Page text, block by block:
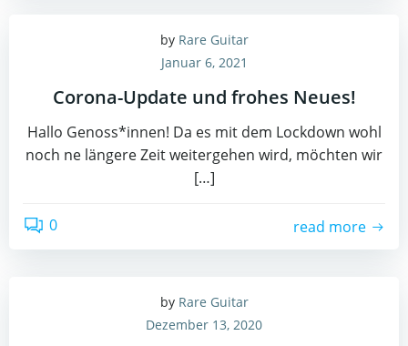
by Rare Guitar
Januar 6, 2021
Corona-Update und frohes Neues!
Hallo Genoss*innen! Da es mit dem Lockdown wohl
noch ne längere Zeit weitergehen wird, möchten wir
[…]
0 read more
by Rare Guitar
Dezember 13, 2020